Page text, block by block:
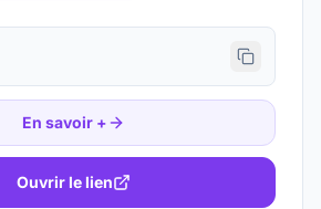
En savoir +
Ouvrir le lien